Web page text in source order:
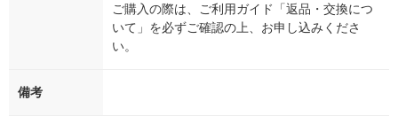
ご購入の際は、ご利用ガイド「返品・交換につ
いて」を必ずご確認の上、お申し込みくださ
い。
備考